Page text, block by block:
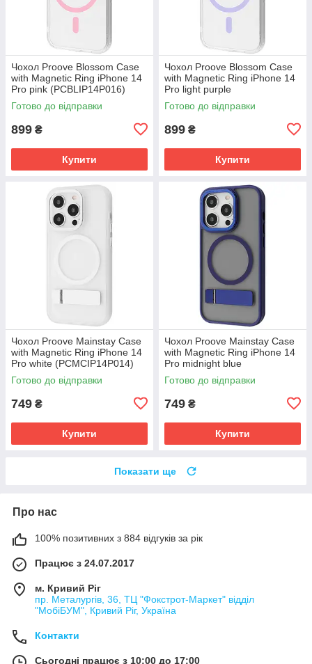
Чохол Proove Blossom Case
with Magnetic Ring iPhone 14
Pro pink (PCBLIP14P016)
Готово до відправки
899 ₴
Купити
Чохол Proove Blossom Case
with Magnetic Ring iPhone 14
Pro light purple
(PCBLIP14P007)
Готово до відправки
899 ₴
Купити
Чохол Proove Mainstay Case
with Magnetic Ring iPhone 14
Pro white (PCMCIP14P014)
Готово до відправки
749 ₴
Купити
Чохол Proove Mainstay Case
with Magnetic Ring iPhone 14
Pro midnight blue
(PCMCIP14P008)
Готово до відправки
749 ₴
Купити
Показати ще
Про нас
100% позитивних з 884 відгуків за рік
Працює з 24.07.2017
м. Кривий Ріг
пр. Металургів, 36, ТЦ "Фокстрот-Маркет" відділ
"МобіБУМ", Кривий Ріг, Україна
Контакти
Сьогодні працює з 10:00 до 17:00